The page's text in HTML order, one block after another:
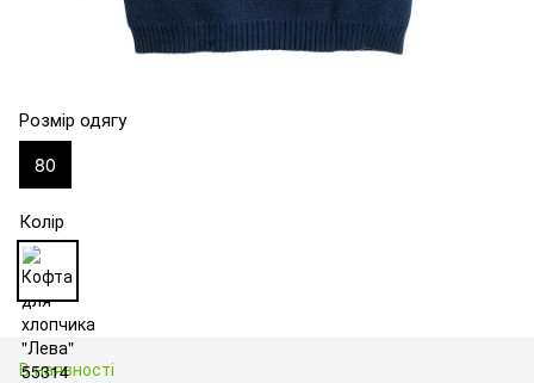
Розмір одягу
80
Колір
В наявності